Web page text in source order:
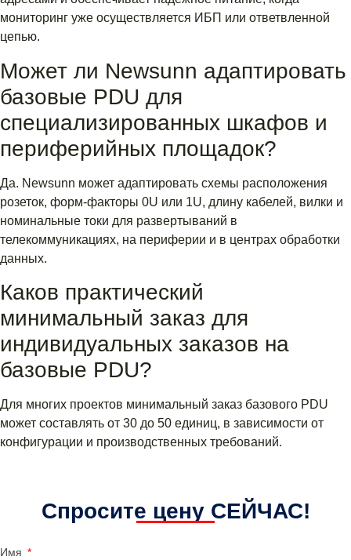
мониторинг уже осуществляется ИБП или ответвленной
цепью.
Может ли Newsunn адаптировать
базовые PDU для
специализированных шкафов и
периферийных площадок?
Да. Newsunn может адаптировать схемы расположения
розеток, форм-факторы 0U или 1U, длину кабелей, вилки и
номинальные токи для развертываний в
телекоммуникациях, на периферии и в центрах обработки
данных.
Каков практический
минимальный заказ для
индивидуальных заказов на
базовые PDU?
Для многих проектов минимальный заказ базового PDU
может составлять от 30 до 50 единиц, в зависимости от
конфигурации и производственных требований.
Спросите цену СЕЙЧАС!
Имя